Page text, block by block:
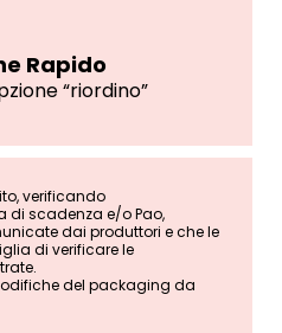
Rapido
“riordino”
verificando
di scadenza e/o Pao,
dai produttori e che le
di verificare le
del packaging da